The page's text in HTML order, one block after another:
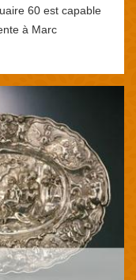
60 est capable
à Marc